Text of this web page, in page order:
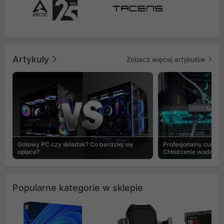
Artykuły Zobacz więcej artykułów
Gotowy PC czy składak? Co bardziej się
opłaca?
Profesjonalny
Chłodzenie wodne
Popularne kategorie w sklepie